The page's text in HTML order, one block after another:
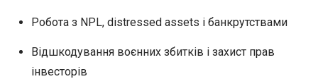
Робота з NPL, distressed assets і банкрутствами
Відшкодування воєнних збитків і захист прав
інвесторів